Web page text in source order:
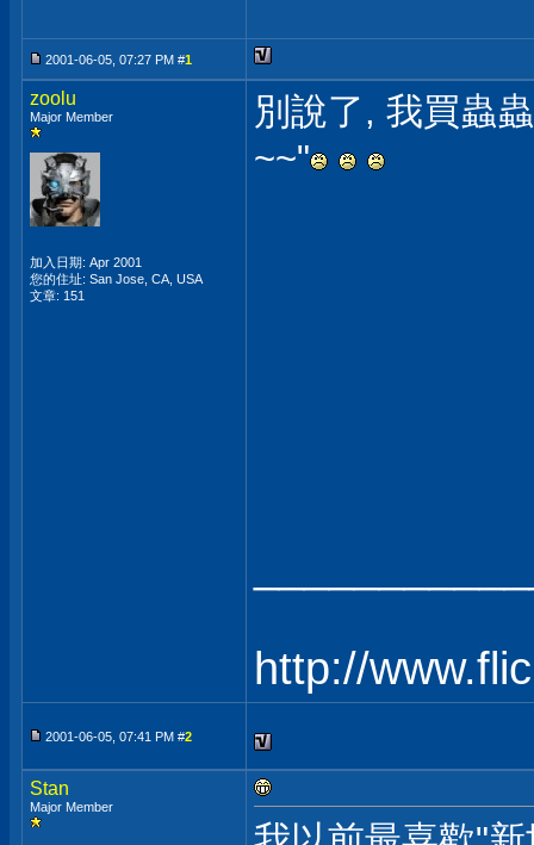
2001-06-05, 07:27 PM #1
zoolu
Major Member
加入日期: Apr 2001
您的住址: San Jose, CA, USA
文章: 151
別說了, 我買蟲
~~"
http://
2001-06-05, 07:41 PM #2
Stan
Major Member